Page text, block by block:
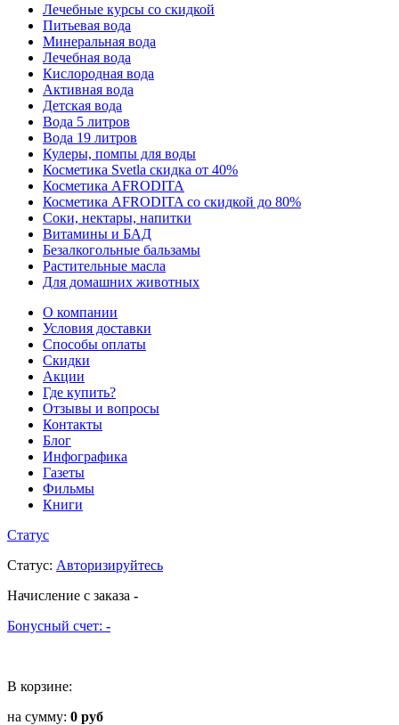
Лечебные курсы со скидкой
Питьевая вода
Минеральная вода
Лечебная вода
Кислородная вода
Активная вода
Детская вода
Вода 5 литров
Вода 19 литров
Кулеры, помпы для воды
Косметика Svetla скидка от 40%
Косметика AFRODITA
Косметика AFRODITA со скидкой до 80%
Соки, нектары, напитки
Витамины и БАД
Безалкогольные бальзамы
Растительные масла
Для домашних животных
О компании
Условия доставки
Способы оплаты
Скидки
Акции
Где купить?
Отзывы и вопросы
Контакты
Блог
Инфографика
Газеты
Фильмы
Книги
Статус
Статус: Авторизируйтесь
Начисление с заказа -
Бонусный счет: -
В корзине:
на сумму: 0 руб